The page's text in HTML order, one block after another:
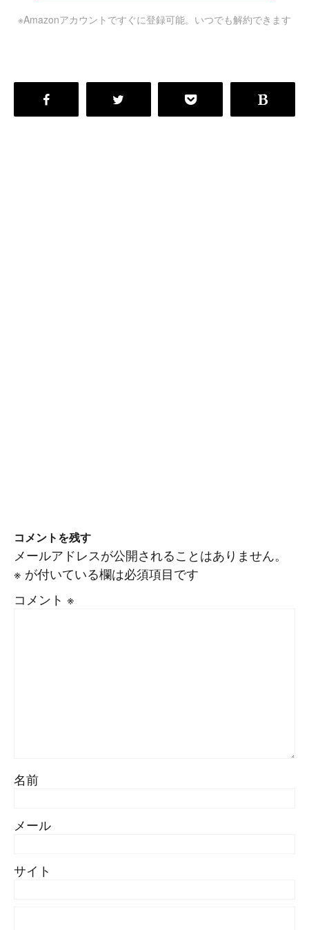
※Amazonアカウントですぐに登録可能。いつでも解約できます
コメントを残す
メールアドレスが公開されることはありません。
※ が付いている欄は必須項目です
コメント ※
名前
メール
サイト